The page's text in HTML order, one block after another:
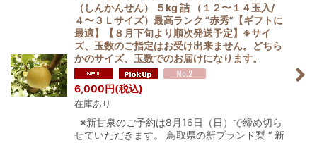
（しんかんせん） ５kg 詰 （１２〜１４玉入/
４〜３Ｌサイズ）最高ランク “赤秀”【ギフトに
最適】【８月下旬より順次発送予定】※サイ
ズ、玉数のご指定はお受け出来ません。どちら
かのサイズ、玉数でのお届けになります。
6,000円(税込)
在庫あり
※新甘泉のご予約は8月16日（日）で締め切ら
せていただきます。 鳥取県の新ブランド梨 “ 新